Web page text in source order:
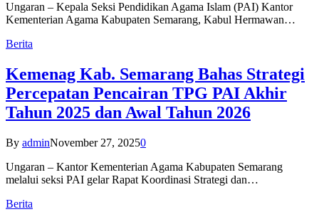
Ungaran – Kepala Seksi Pendidikan Agama Islam (PAI) Kantor
Kementerian Agama Kabupaten Semarang, Kabul Hermawan…
Berita
Kemenag Kab. Semarang Bahas Strategi
Percepatan Pencairan TPG PAI Akhir
Tahun 2025 dan Awal Tahun 2026
By adminNovember 27, 20250
Ungaran – Kantor Kementerian Agama Kabupaten Semarang
melalui seksi PAI gelar Rapat Koordinasi Strategi dan…
Berita